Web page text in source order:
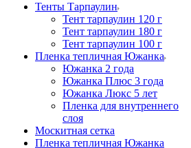
Тенты Тарпаулин
Тент тарпаулин 120 г
Тент тарпаулин 180 г
Тент тарпаулин 100 г
Пленка тепличная Южанка
Южанка 2 года
Южанка Плюс 3 года
Южанка Люкс 5 лет
Пленка для внутреннего
слоя
Москитная сетка
Пленка тепличная Южанка